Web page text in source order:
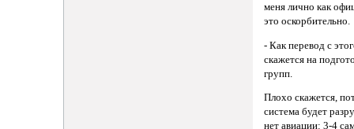
меня лично как
это оскорбительно.
- Как перевод с
скажется на
групп.
Плохо скажется,
система будет
нет авиации: 3-4